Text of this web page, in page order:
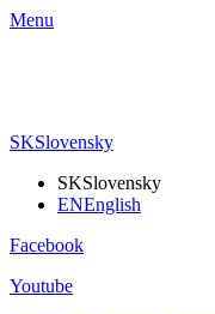
Menu
SKSlovensky
SKSlovensky
ENEnglish
Facebook
Youtube